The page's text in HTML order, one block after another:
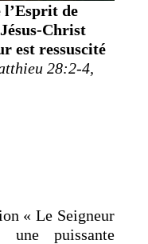
l’Esprit de
Christ
est ressuscité
28:2-4,
« Le Seigneur
puissante